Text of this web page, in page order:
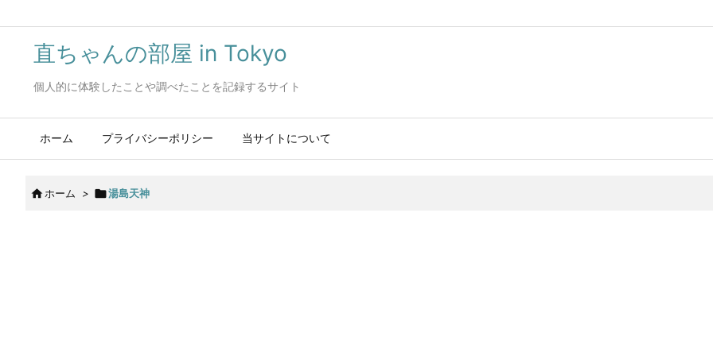
直ちゃんの部屋 in Tokyo
個人的に体験したことや調べたことを記録するサイト
ホーム プライバシーポリシー 当サイトについて
 ホーム > 湯島天神